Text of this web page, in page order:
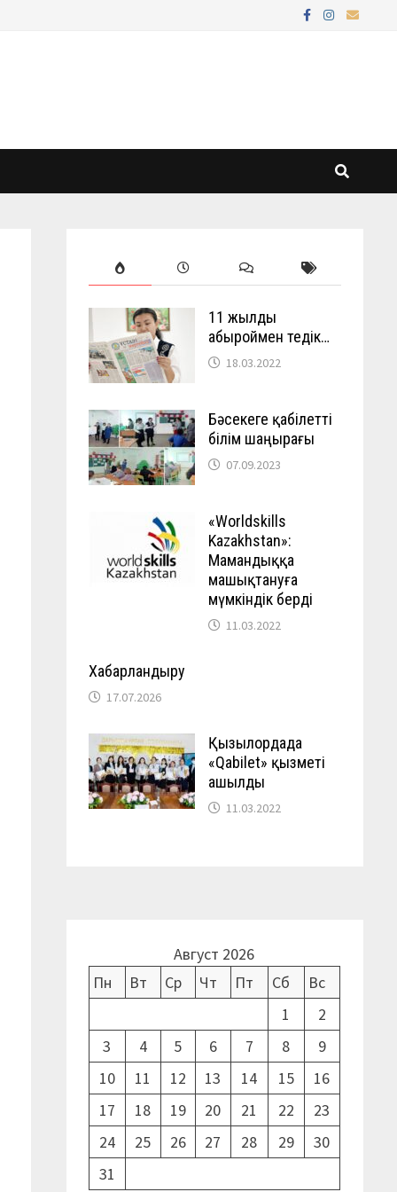
11 жылды
абыроймен өтедік…
18.03.2022
Бәсекеге қабілетті
білім шаңырағы
07.09.2023
«Worldskills
Kazakhstan»:
Мамандыққа
машықтануға
мүмкіндік берді
11.03.2022
Хабарландыру
17.07.2026
Қызылордада
«Qabilet» қызметі
ашылды
11.03.2022
Август 2026
Пн
Вт Ср Чт Пт Сб
Вс
1
2
3
4 5 6 7 8
9
10
11 12 13 14 15
16
17
18 19 20 21 22
23
24
25 26 27 28 29
30
31